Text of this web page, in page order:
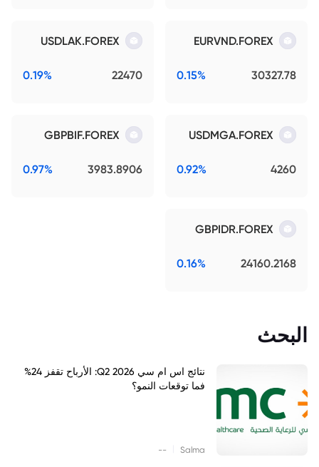
EURVND.FOREX
30327.78
0.15%
USDLAK.FOREX
22470
0.19%
USDMGA.FOREX
4260
0.92%
GBPBIF.FOREX
3983.8906
0.97%
GBPIDR.FOREX
24160.2168
0.16%
البحث
نتائج اس ام سي Q2 2026: الأرباح تقفز 24%
فما توقعات النمو؟
Salma
--